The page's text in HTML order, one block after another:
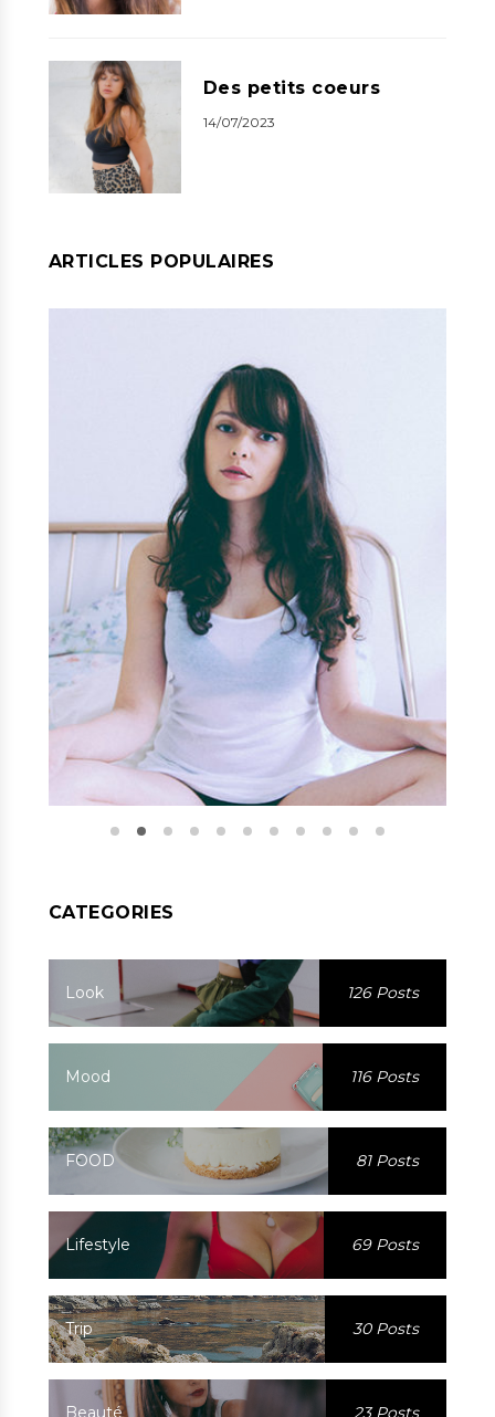
Des petits coeurs
14/07/2023
ARTICLES POPULAIRES
CATEGORIES
Look 126 Posts
Mood 116 Posts
FOOD 81 Posts
Lifestyle 69 Posts
Trip 30 Posts
Beauté 23 Posts